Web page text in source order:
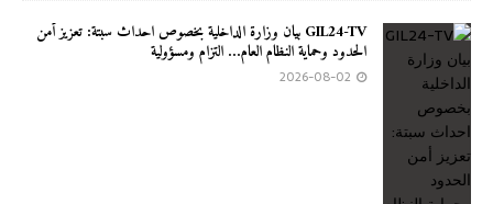
GIL24-TV بيان وزارة الداخلية بخصوص احداث سبتة: تعزيز أمن
الحدود وحماية النظام العام… التزام ومسؤولية
2026-08-02